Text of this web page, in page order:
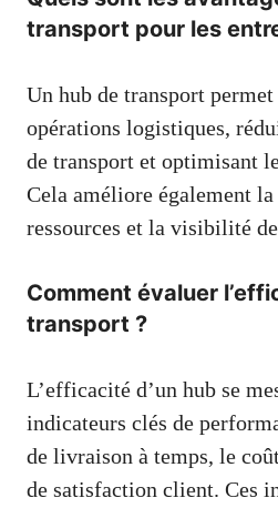
transport pour les
Un hub de transport
opérations logistiques,
de transport et optimisant
Cela améliore également la
ressources et la visibilité
Comment évaluer
transport ?
L’efficacité d’un hub se
indicateurs clés de
de livraison à temps, le
de satisfaction client. Ces